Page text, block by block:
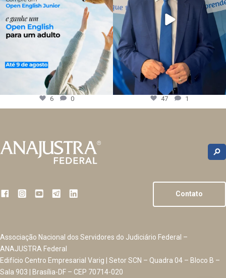
6 0 47 1
Contato
Associação Nacional dos Servidores do Judiciário Federal –
ANAJUSTRA Federal
Edifício Centro Empresarial Varig | Setor SCN – Quadra 04 – Bloco B –
Sala 903 | Brasília-DF – CEP 70714-020